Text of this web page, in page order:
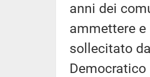
anni dei
ammettere e
sollecitato